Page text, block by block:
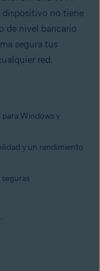
dispositivo no tiene
de nivel bancario
segura tus
red.
Windows y
y un rendimiento